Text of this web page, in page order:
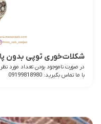
شکلات‌خوری توپی بدون
در صورت ناموجود بودن تعداد مورد
با ما تماس بگیرید: 09199818980